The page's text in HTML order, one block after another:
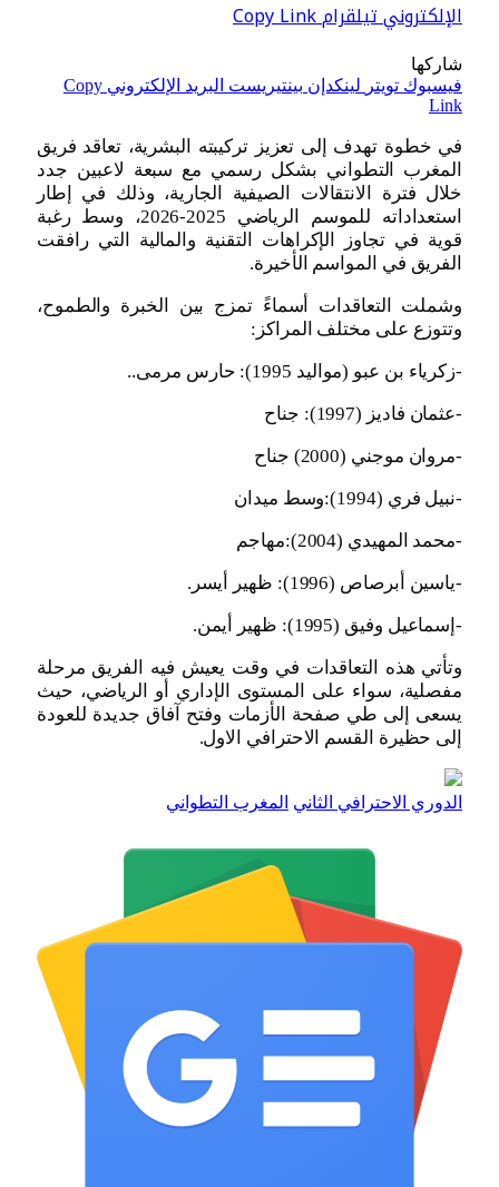
الإلكترونيتيلقرامCopy Link
شاركها
فيسبوك تويتر لينكدإن بينتيريست البريد الإلكتروني Copy
Link
في خطوة تهدف إلى تعزيز تركيبته البشرية، تعاقد فريق
المغرب التطواني بشكل رسمي مع سبعة لاعبين جدد
خلال فترة الانتقالات الصيفية الجارية، وذلك في إطار
استعداداته للموسم الرياضي 2025-2026، وسط رغبة
قوية في تجاوز الإكراهات التقنية والمالية التي رافقت
الفريق في المواسم الأخيرة.
وشملت التعاقدات أسماءً تمزج بين الخبرة والطموح،
وتتوزع على مختلف المراكز:
-زكرياء بن عبو (مواليد 1995): حارس مرمى..
-عثمان فاديز (1997): جناح
-مروان موجني (2000) جناح
-نبيل فري (1994):وسط ميدان
-محمد المهيدي (2004):مهاجم
-ياسين أبرصاص (1996): ظهير أيسر.
-إسماعيل وفيق (1995): ظهير أيمن.
وتأتي هذه التعاقدات في وقت يعيش فيه الفريق مرحلة
مفصلية، سواء على المستوى الإداري أو الرياضي، حيث
يسعى إلى طي صفحة الأزمات وفتح آفاق جديدة للعودة
إلى حظيرة القسم الاحترافي الاول.
الدوري الاحترافي الثاني المغرب التطواني